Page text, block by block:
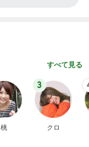
すべて見る
桃
3
クロ